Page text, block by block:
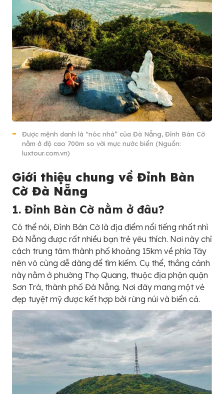
Được mệnh danh là “nóc nhà” của Đà Nẵng, Đỉnh Bàn Cờ
nằm ở độ cao 700m so với mực nước biển (Nguồn:
luxtour.com.vn)
Giới thiệu chung về Đỉnh Bàn
Cờ Đà Nẵng
1. Đỉnh Bàn Cờ nằm ở đâu?
Có thể nói, Đỉnh Bàn Cờ là địa điểm nổi tiếng nhất nhì
Đà Nẵng được rất nhiều bạn trẻ yêu thích. Nơi này chỉ
cách trung tâm thành phố khoảng 15km về phía Tây
nên vô cùng dễ dàng để tìm kiếm. Cụ thể, thắng cảnh
này nằm ở phường Thọ Quang, thuộc địa phận quận
Sơn Trà, thành phố Đà Nẵng. Nơi đây mang một vẻ
đẹp tuyệt mỹ được kết hợp bởi rừng núi và biển cả.